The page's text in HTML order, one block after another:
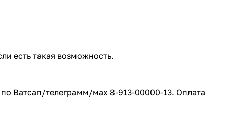
есть такая возможность.
Ватсап/телеграмм/мах 8-913-00000-13. Оплата